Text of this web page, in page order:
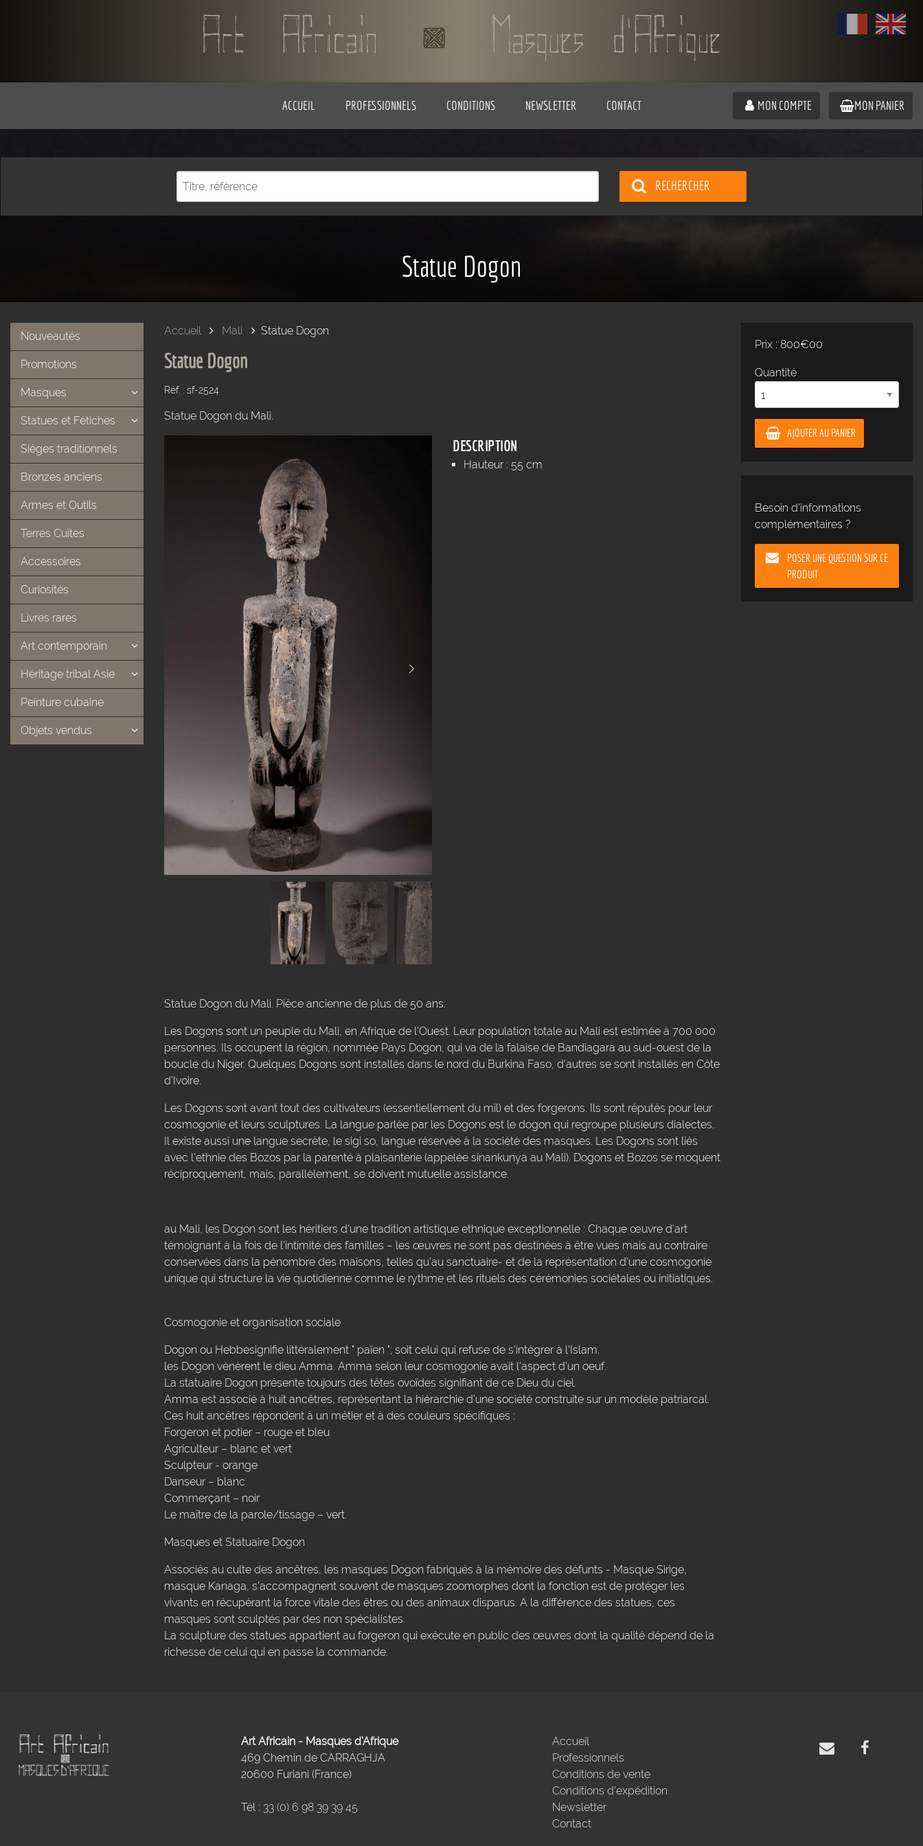
ACCUEIL PROFESSIONNELS CONDITIONS NEWSLETTER CONTACT MON COMPTE MON PANIER
RECHERCHER
Statue Dogon
Nouveautés
Promotions
Masques
Statues et Fétiches
Sièges traditionnels
Bronzes anciens
Armes et Outils
Terres Cuites
Accessoires
Curiosités
Livres rares
Art contemporain
Héritage tribal Asie
Peinture cubaine
Objets vendus
Accueil Mali Statue Dogon
Statue Dogon
Réf. : sf-2524
Statue Dogon du Mali.
DESCRIPTION
Hauteur : 55 cm
Statue Dogon du Mali. Pièce ancienne de plus de 50 ans.
Les Dogons sont un peuple du Mali, en Afrique de l'Ouest. Leur population totale au Mali est estimée à 700 000
personnes. Ils occupent la région, nommée Pays Dogon, qui va de la falaise de Bandiagara au sud-ouest de la
boucle du Niger. Quelques Dogons sont installés dans le nord du Burkina Faso, d'autres se sont installés en Côte
d'Ivoire.
Les Dogons sont avant tout des cultivateurs (essentiellement du mil) et des forgerons. Ils sont réputés pour leur
cosmogonie et leurs sculptures. La langue parlée par les Dogons est le dogon qui regroupe plusieurs dialectes.
Il existe aussi une langue secrète, le sigi so, langue réservée à la société des masques. Les Dogons sont liés
avec l’ethnie des Bozos par la parenté à plaisanterie (appelée sinankunya au Mali). Dogons et Bozos se moquent
réciproquement, mais, parallèlement, se doivent mutuelle assistance.
au Mali, les Dogon sont les héritiers d'une tradition artistique ethnique exceptionnelle : Chaque œuvre d'art
témoignant à la fois de l'intimité des familles – les œuvres ne sont pas destinées à être vues mais au contraire
conservées dans la pénombre des maisons, telles qu'au sanctuaire- et de la représentation d'une cosmogonie
unique qui structure la vie quotidienne comme le rythme et les rituels des cérémonies sociétales ou initiatiques.
Cosmogonie et organisation sociale
Dogon ou Hebbesignifie littéralement " païen "; soit celui qui refuse de s'intégrer à l'Islam.
les Dogon vénèrent le dieu Amma. Amma selon leur cosmogonie avait l'aspect d'un oeuf.
La statuaire Dogon présente toujours des têtes ovoïdes signifiant de ce Dieu du ciel.
Amma est associé à huit ancêtres, représentant la hiérarchie d'une société construite sur un modèle patriarcal.
Ces huit ancêtres répondent à un métier et à des couleurs spécifiques :
Forgeron et potier – rouge et bleu
Agriculteur – blanc et vert
Sculpteur - orange
Danseur – blanc
Commerçant – noir
Le maître de la parole/tissage – vert.
Masques et Statuaire Dogon
Associés au culte des ancêtres, les masques Dogon fabriqués à la mémoire des défunts - Masque Sirige,
masque Kanaga, s'accompagnent souvent de masques zoomorphes dont la fonction est de protéger les
vivants en récupérant la force vitale des êtres ou des animaux disparus. A la différence des statues, ces
masques sont sculptés par des non spécialistes.
La sculpture des statues appartient au forgeron qui exécute en public des œuvres dont la qualité dépend de la
richesse de celui qui en passe la commande.
Prix : 800€00
Quantité
AJOUTER AU PANIER
Besoin d'informations
complémentaires ?
POSER UNE QUESTION SUR CE
PRODUIT
Art Africain - Masques d'Afrique
469 Chemin de CARRAGHJA
20600 Furiani (France)
Tél : 33 (0) 6 98 39 39 45
Accueil
Professionnels
Conditions de vente
Conditions d'expédition
Newsletter
Contact